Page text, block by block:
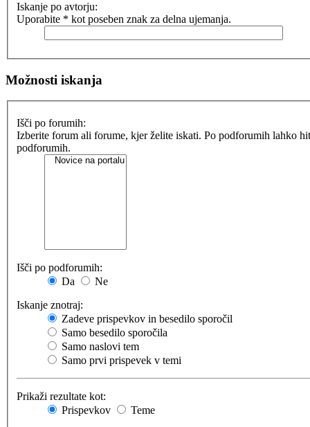
Iskanje po avtorju:
Uporabite * kot poseben znak za delna ujemanja.
Možnosti iskanja
Išči po forumih:
Izberite forum ali forume, kjer želite iskati. Po podforumih lahko
podforumih.
Išči po podforumih:
Da
Ne
Iskanje znotraj:
Zadeve prispevkov in besedilo sporočil
Samo besedilo sporočila
Samo naslovi tem
Samo prvi prispevek v temi
Prikaži rezultate kot:
Prispevkov
Teme